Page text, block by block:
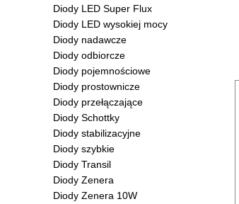
Diody LED Super Flux
Diody LED wysokiej mocy
Diody nadawcze
Diody odbiorcze
Diody pojemnościowe
Diody prostownicze
Diody przełączające
Diody Schottky
Diody stabilizacyjne
Diody szybkie
Diody Transil
Diody Zenera
Diody Zenera 10W